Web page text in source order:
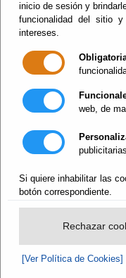
inicio de sesión y
funcionalidad del sitio
intereses.
web, de
Si quiere inhabilitar las
botón correspondiente.
Rechazar
[Ver Política de Cookies]
Escuchar
Direcciones
Oficinas de
Almería y
Contacto